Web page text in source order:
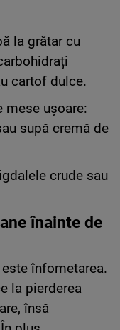
la grătar cu
cartof dulce.
mese ușoare:
supă cremă de
crude sau
înainte de
înfometarea.
la pierderea
însă